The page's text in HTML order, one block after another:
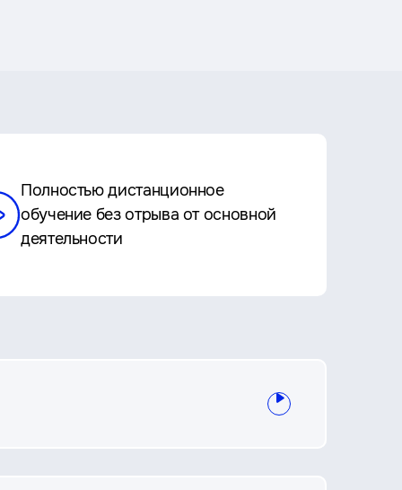
Полностью дистанционное
обучение без отрыва от основной
деятельности